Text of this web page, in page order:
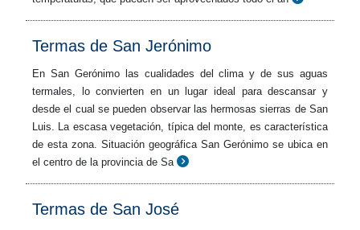
Termas de San Jerónimo
En San Gerónimo las cualidades del clima y de sus aguas
termales, lo convierten en un lugar ideal para descansar y
desde el cual se pueden observar las hermosas sierras de San
Luis. La escasa vegetación, típica del monte, es característica
de esta zona. Situación geográfica San Gerónimo se ubica en
el centro de la provincia de Sa
Termas de San José